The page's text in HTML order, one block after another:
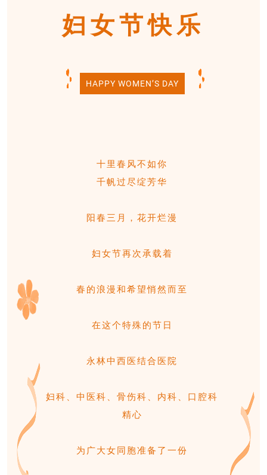
妇女节快乐
HAPPY WOMEN’S DAY
十里春风不如你
千帆过尽绽芳华
阳春三月，花开烂漫
妇女节再次承载着
春 的浪漫和希望悄然而至
在这个特殊的节日
永林中西医结合医院
妇科、中医科、骨伤科、内科、口腔科
精心
为广大女同胞准备 了一份